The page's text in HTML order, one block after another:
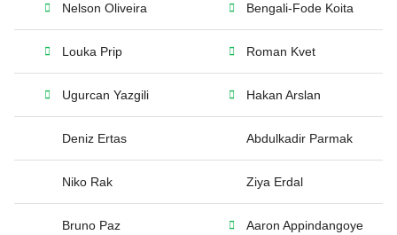
Nelson Oliveira Bengali-Fode Koita
Louka Prip Roman Kvet
Ugurcan Yazgili Hakan Arslan
Deniz Ertas Abdulkadir Parmak
Niko Rak Ziya Erdal
Bruno Paz Aaron Appindangoye